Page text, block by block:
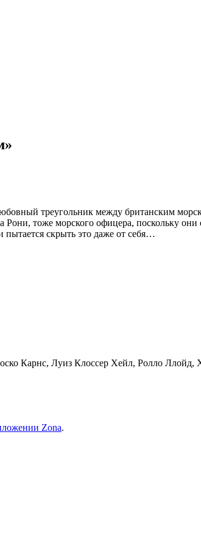
треугольник между британским
тоже морского офицера, поскольку
пытается скрыть это даже от себя…
Карнс, Луиз Клоссер Хейл, Ролло Ллойд,
Zona.